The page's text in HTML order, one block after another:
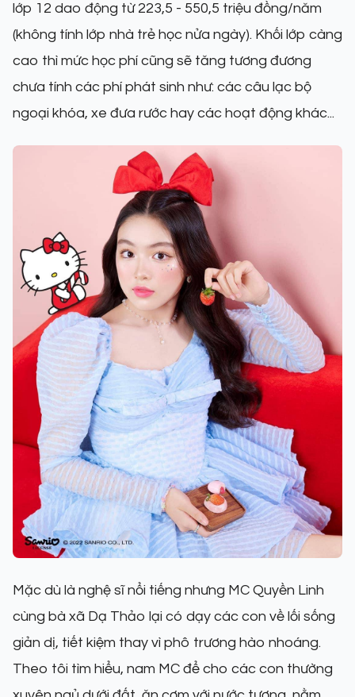
lớp 12 dao động từ 223,5 - 550,5 triệu đồng/năm
(không tính lớp nhà trẻ học nửa ngày). Khối lớp càng
cao thì mức học phí cũng sẽ tăng tương đương
chưa tính các phí phát sinh như: các câu lạc bộ
ngoại khóa, xe đưa rước hay các hoạt động khác...
Mặc dù là nghệ sĩ nổi tiếng nhưng MC Quyền Linh
cùng bà xã Dạ Thảo lại có dạy các con về lối sống
giản dị, tiết kiệm thay vì phô trương hào nhoáng.
Theo tôi tìm hiểu, nam MC để cho các con thường